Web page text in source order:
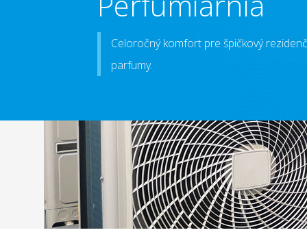
Celoročný komfort pre špičkový
parfumy.